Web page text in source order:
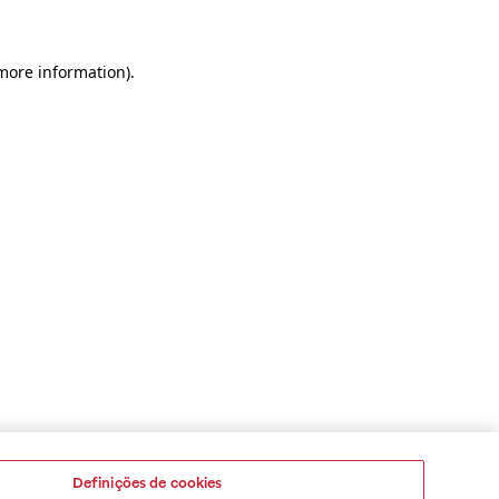
information).
Definições de cookies